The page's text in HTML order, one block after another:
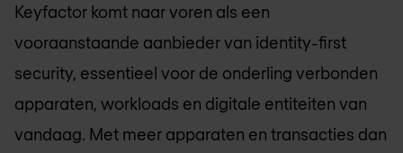
Keyfactor komt naar voren als een
vooraanstaande aanbieder van identity-first
security, essentieel voor de onderling verbonden
apparaten, workloads en digitale entiteiten van
vandaag. Met meer apparaten en transacties dan